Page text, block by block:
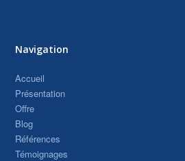
Navigation
Accueil
Présentation
Offre
Blog
Références
Témoignages